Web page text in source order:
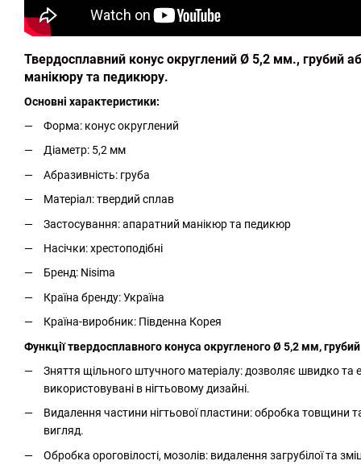
Твердосплавний конус округлений Ø 5,2 мм., грубий
манікюру та педикюру.
Основні характеристики:
Форма: конус округлений
Діаметр: 5,2 мм
Абразивність: груба
Матеріал: твердий сплав
Застосування: апаратний манікюр та педикюр
Насічки: хрестоподібні
Бренд: Nisima
Країна бренду: Україна
Країна-виробник: Південна Корея
Функції твердосплавного конуса округленого Ø 5,2 мм,
Зняття щільного штучного матеріалу: дозволяє швидко та
використовувані в нігтьовому дизайні.
Видалення частини нігтьової пластини: обробка товщини
вигляд.
Обробка ороговілості, мозолів: видалення загрубілої та